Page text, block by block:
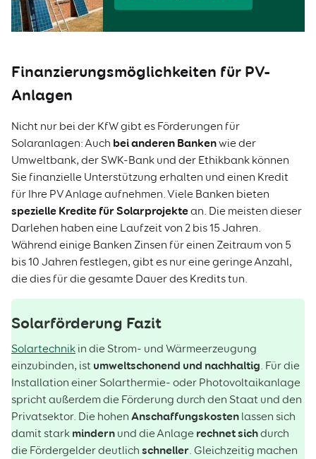
Finanzierungsmöglichkeiten für PV-
Anlagen
Nicht nur bei der KfW gibt es Förderungen für
Solaranlagen: Auch bei anderen Bankenwie der
Umweltbank, der SWK-Bank und der Ethikbank können
Sie finanzielle Unterstützung erhalten und einen Kredit
für Ihre PV Anlage aufnehmen. Viele Banken bieten
spezielle Kredite für Solarprojektean. Die meisten dieser
Darlehen haben eine Laufzeit von 2 bis 15 Jahren.
Während einige Banken Zinsen für einen Zeitraum von 5
bis 10 Jahren festlegen, gibt es nur eine geringe Anzahl,
die dies für die gesamte Dauer des Kredits tun.
Solarförderung Fazit
Solartechnik in die Strom- und Wärmeerzeugung
einzubinden, ist umweltschonend und nachhaltig. Für die
Installation einer Solarthermie- oder Photovoltaikanlage
spricht außerdem die Förderung durch den Staat und den
Privatsektor. Die hohen Anschaffungskosten lassen sich
damit stark mindern und die Anlage rechnet sichdurch
die Fördergelder deutlich schneller. Gleichzeitig machen